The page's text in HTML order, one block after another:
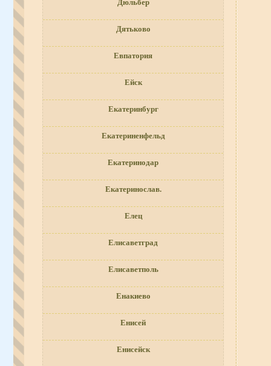
Дюльбер
Дятьково
Евпатория
Ейск
Екатеринбург
Екатериненфельд
Екатеринодар
Екатеринослав.
Елец
Елисаветград
Елисаветполь
Енакиево
Енисей
Енисейск